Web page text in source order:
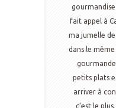
fait appel à
ma jumelle
dans le
petits plats
arriver à
c’est le